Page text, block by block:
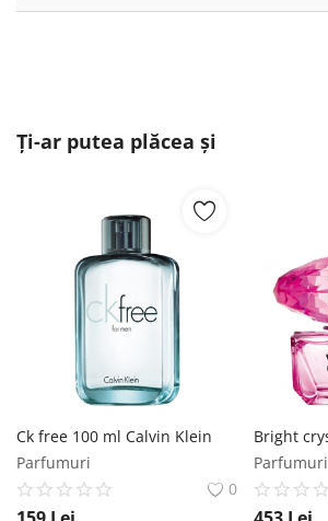
Ți-ar putea plăcea și
Ck free 100 ml Calvin Klein
Parfumuri
0
Parfumuri